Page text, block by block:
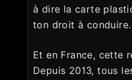
à dire la carte
ton droit à conduire.
Et en France, cette
Depuis 2013, tous